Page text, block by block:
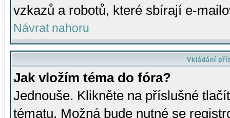
vzkazů a robotů, které sbírají e-
Návrat nahoru
Vkládání
Jak vložím téma do fóra?
Jednouše. Klikněte na příslušné
tématu. Možná bude nutné se